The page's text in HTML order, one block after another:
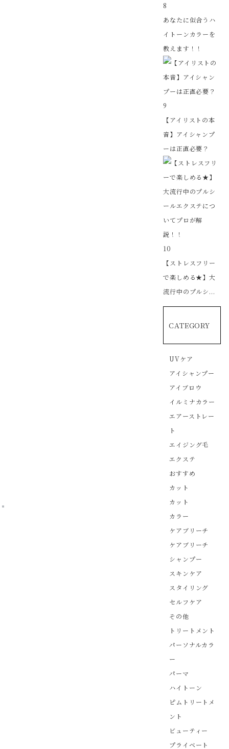
8
あなたに似合うハ
イトーンカラーを
教えます！！
9
【アイリストの本
音】アイシャンプ
ーは正直必要？
10
【ストレスフリー
で楽しめる★】大
流行中のプルシ...
CATEGORY
UVケア
アイシャンプー
アイブロウ
イルミナカラー
エアーストレー
ト
エイジング毛
エクステ
おすすめ
カット
カット
カラー
ケアブリーチ
ケアブリーチ
シャンプー
スキンケア
スタイリング
セルフケア
その他
トリートメント
パーソナルカラ
ー
パーマ
ハイトーン
ピムトリートメ
ント
ビューティー
プライベート